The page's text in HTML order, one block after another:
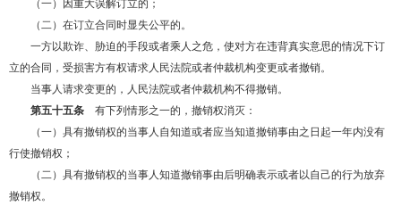
（一）因重大误解订立的；
（二）在订立合同时显失公平的。
一方以欺诈、胁迫的手段或者乘人之危，使对方在违背真实意思的情况下订
立的合同，受损害方有权请求人民法院或者仲裁机构变更或者撤销。
当事人请求变更的，人民法院或者仲裁机构不得撤销。
第五十五条 有下列情形之一的，撤销权消灭：
（一）具有撤销权的当事人自知道或者应当知道撤销事由之日起一年内没有
行使撤销权；
（二）具有撤销权的当事人知道撤销事由后明确表示或者以自己的行为放弃
撤销权。